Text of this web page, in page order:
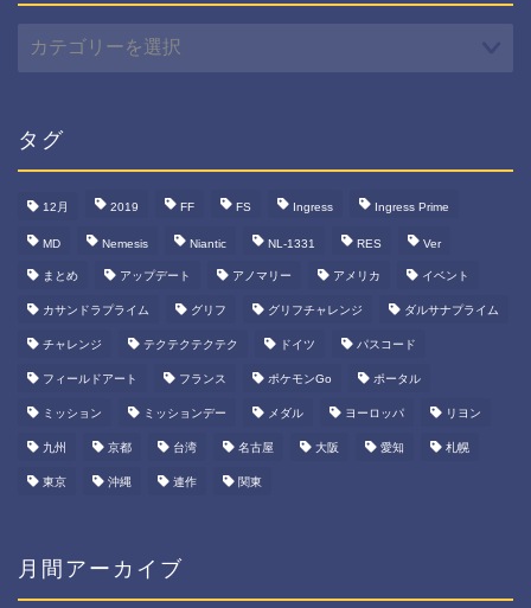
テ
ー
タグ
12月 2019 FF FS Ingress Ingress Prime
MD Nemesis Niantic NL-1331 RES Ver
まとめ アップデート アノマリー アメリカ イベント
カサンドラプライム グリフ グリフチャレンジ ダルサナプライム
チャレンジ テクテクテクテク ドイツ パスコード
フィールドアート フランス ポケモンGo ポータル
ミッション ミッションデー メダル ヨーロッパ リヨン
九州 京都 台湾 名古屋 大阪 愛知 札幌
東京 沖縄 連作 関東
月間アーカイブ